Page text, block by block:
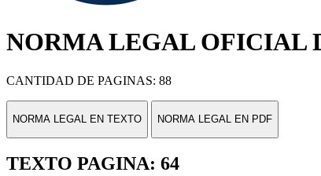
NORMA LEGAL OFICIAL
CANTIDAD DE PAGINAS: 88
NORMA LEGAL EN TEXTO NORMA LEGAL EN PDF
TEXTO PAGINA: 64